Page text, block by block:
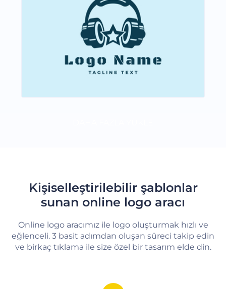
Kişiselleştirilebilir şablonlar
sunan online logo aracı
Online logo aracımız ile logo oluşturmak hızlı ve
eğlenceli. 3 basit adımdan oluşan süreci takip edin
ve birkaç tıklama ile size özel bir tasarım elde din.